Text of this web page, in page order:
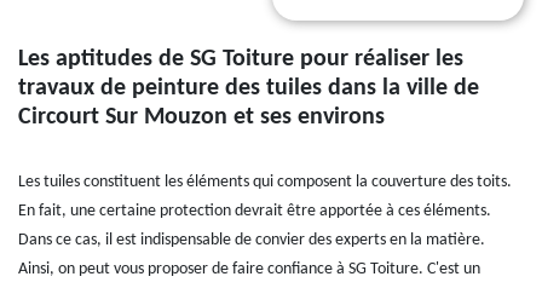
Les aptitudes de SG Toiture pour réaliser les
travaux de peinture des tuiles dans la ville de
Circourt Sur Mouzon et ses environs
Les tuiles constituent les éléments qui composent la couverture des toits.
En fait, une certaine protection devrait être apportée à ces éléments.
Dans ce cas, il est indispensable de convier des experts en la matière.
Ainsi, on peut vous proposer de faire confiance à SG Toiture. C'est un